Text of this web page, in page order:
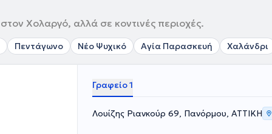
Χολαργό, αλλά σε κοντινές περιοχές.
Πεντάγωνο Νέο Ψυχικό Αγία Παρασκευή Χαλάνδρι
Γραφείο 1
Λουίζης Ριανκούρ 69, Πανόρμου, ΑΤΤΙΚΗ